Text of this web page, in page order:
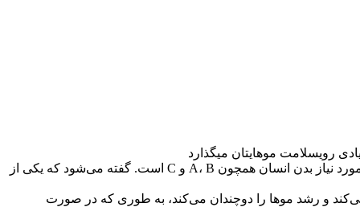
رویسلامت موهایتان میگذارد
موز علاوه بر طعم بسیار لذیذ و خواص فراوانی که دارد از جمله میوه‌های پرطرفدار میان افراد است و سرشار از مواد مغذی و ویتامین‌های مورد نیاز بدن انسان همچون A، B و C است. گفته می‌شود که یکی از
و رشد موها را دوچندان می‌کند، به طوری که در صورت